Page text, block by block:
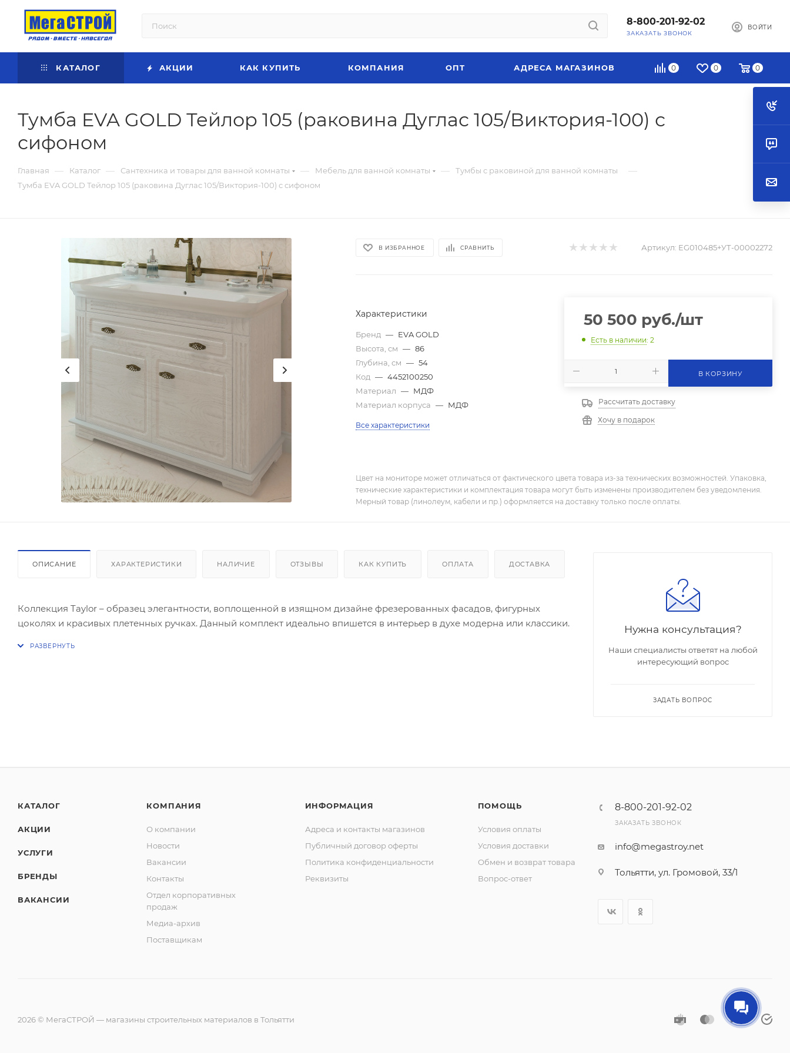
8-800-201-92-02
ЗАКАЗАТЬ ЗВОНОК
ВОЙТИ
0 0 0
КАТАЛОГ АКЦИИ КАК КУПИТЬ КОМПАНИЯ ОПТ АДРЕСА МАГАЗИНОВ
Тумба EVA GOLD Тейлор 105 (раковина Дуглас 105/Виктория-100) с
сифоном
Главная — Каталог — Сантехника и товары для ванной комнаты — Мебель для ванной комнаты — Тумбы с раковиной для ванной комнаты —
Тумба EVA GOLD Тейлор 105 (раковина Дуглас 105/Виктория-100) с сифоном
В ИЗБРАННОЕ СРАВНИТЬ Артикул: EG010485+УТ-00002272
Характеристики
Бренд — EVA GOLD
Высота, см — 86
Глубина, см — 54
Код — 4452100250
Материал — МДФ
Материал корпуса — МДФ
Все характеристики
50 500 руб./шт
Есть в наличии: 2
В КОРЗИНУ
Рассчитать доставку
Хочу в подарок
Цвет на мониторе может отличаться от фактического цвета товара из-за технических возможностей. Упаковка,
технические характеристики и комплектация товара могут быть изменены производителем без уведомления.
Мерный товар (линолеум, кабели и пр.) оформляется на доставку только после оплаты.
ОПИСАНИЕ ХАРАКТЕРИСТИКИ НАЛИЧИЕ ОТЗЫВЫ КАК КУПИТЬ ОПЛАТА ДОСТАВКА
Коллекция Taylor – образец элегантности, воплощенной в изящном дизайне фрезерованных фасадов, фигурных
цоколях и красивых плетенных ручках. Данный комплект идеально впишется в интерьер в духе модерна или классики.
Нужна консультация?
Наши специалисты ответят на любой
интересующий вопрос
ЗАДАТЬ ВОПРОС
КАТАЛОГ
АКЦИИ
УСЛУГИ
БРЕНДЫ
ВАКАНСИИ
КОМПАНИЯ
О компании
Новости
Вакансии
Контакты
Отдел корпоративных
продаж
Медиа-архив
Поставщикам
ИНФОРМАЦИЯ
Адреса и контакты магазинов
Публичный договор оферты
Политика конфиденциальности
Реквизиты
ПОМОЩЬ
Условия оплаты
Условия доставки
Обмен и возврат товара
Вопрос-ответ
8-800-201-92-02
ЗАКАЗАТЬ ЗВОНОК
info@megastroy.net
Тольятти, ул. Громовой, 33/1
2026 © МегаСТРОЙ — магазины строительных материалов в Тольятти